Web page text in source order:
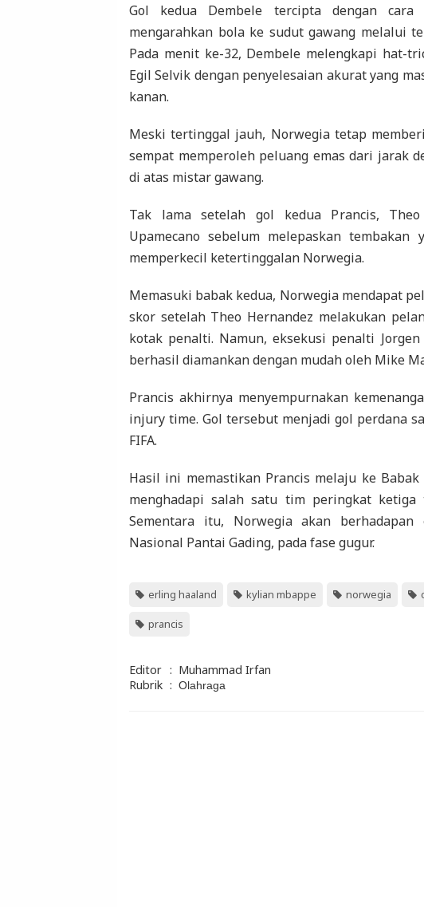
Gol kedua Dembele tercipta dengan
mengarahkan bola ke sudut gawang melalui
Pada menit ke-32, Dembele melengkapi hat-
Egil Selvik dengan penyelesaian akurat yang
kanan.
Meski tertinggal jauh, Norwegia tetap
sempat memperoleh peluang emas dari jarak
di atas mistar gawang.
Tak lama setelah gol kedua Prancis,
Upamecano sebelum melepaskan
memperkecil ketertinggalan Norwegia.
Memasuki babak kedua, Norwegia mendapat
skor setelah Theo Hernandez melakukan
kotak penalti. Namun, eksekusi penalti
berhasil diamankan dengan mudah oleh Mike
Prancis akhirnya menyempurnakan
injury time. Gol tersebut menjadi gol perdana
FIFA.
Hasil ini memastikan Prancis melaju ke
menghadapi salah satu tim peringkat
Sementara itu, Norwegia akan
Nasional Pantai Gading, pada fase gugur.
erling haaland kylian mbappe norwegia
prancis
Editor : Muhammad Irfan
Rubrik : Olahraga